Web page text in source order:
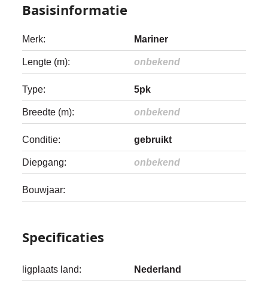
Basisinformatie
Merk: Mariner
Lengte (m): onbekend
Type: 5pk
Breedte (m): onbekend
Conditie: gebruikt
Diepgang: onbekend
Bouwjaar:
Specificaties
ligplaats land: Nederland